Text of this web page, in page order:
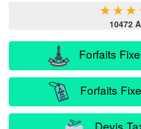
★ ★ ★
10472
Forfaits
Forfaits
Devis